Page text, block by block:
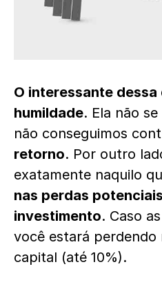
O interessante
humildade. Ela não
não conseguimos
retorno. Por outro
exatamente naquilo
nas perdas
investimento. Caso
você estará
capital (até 10%).